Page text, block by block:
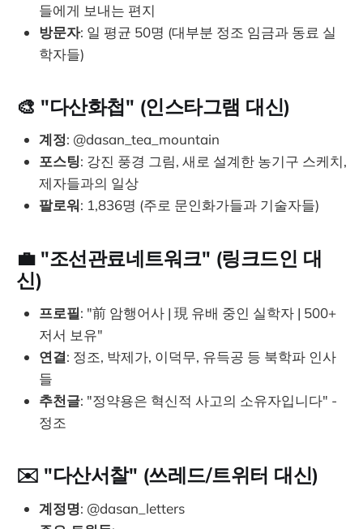
들에게 보내는 편지
방문자: 일 평균 50명 (대부분 정조 임금과 동료 실
학자들)
🎨 "다산화첩" (인스타그램 대신)
계정: @dasan_tea_mountain
포스팅: 강진 풍경 그림, 새로 설계한 농기구 스케치,
제자들과의 일상
팔로워: 1,836명 (주로 문인화가들과 기술자들)
💼 "조선관료네트워크" (링크드인 대
신)
프로필: "前 암행어사 | 現 유배 중인 실학자 | 500+
저서 보유"
연결: 정조, 박제가, 이덕무, 유득공 등 북학파 인사
들
추천글: "정약용은 혁신적 사고의 소유자입니다" -
정조
✉️ "다산서찰" (쓰레드/트위터 대신)
계정명: @dasan_letters